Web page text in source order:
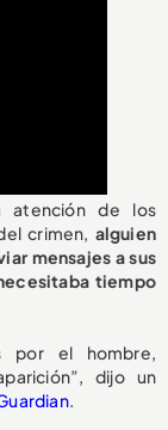
atención de los
crimen, alguien
mensajes a sus
tiempo
por el hombre,
dijo un
.